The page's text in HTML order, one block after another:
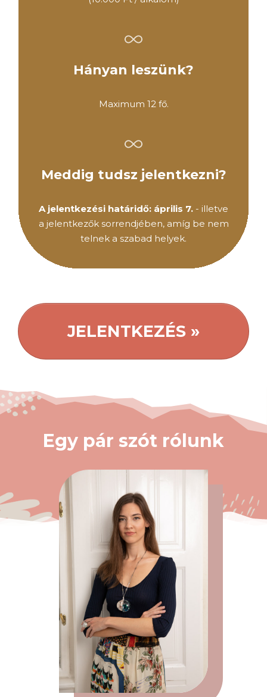
Hányan leszünk?
Maximum 12 fő.
Meddig tudsz jelentkezni?
A jelentkezési határidő: április 7. - illetve
a jelentkezők sorrendjében, amíg be nem
telnek a szabad helyek.
JELENTKEZÉS »
Egy pár szót rólunk